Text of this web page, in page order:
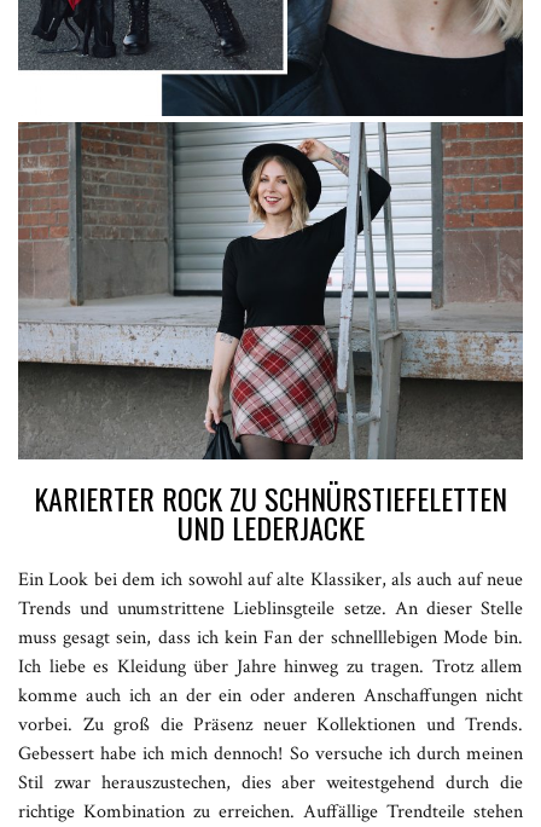
KARIERTER ROCK ZU SCHNÜRSTIEFELETTEN
UND LEDERJACKE
Ein Look bei dem ich sowohl auf alte Klassiker, als auch auf neue
Trends und unumstrittene Lieblinsgteile setze. An dieser Stelle
muss gesagt sein, dass ich kein Fan der schnelllebigen Mode bin.
Ich liebe es Kleidung über Jahre hinweg zu tragen. Trotz allem
komme auch ich an der ein oder anderen Anschaffungen nicht
vorbei. Zu groß die Präsenz neuer Kollektionen und Trends.
Gebessert habe ich mich dennoch! So versuche ich durch meinen
Stil zwar herauszustechen, dies aber weitestgehend durch die
richtige Kombination zu erreichen. Auffällige Trendteile stehen